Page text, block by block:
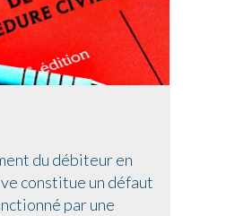
du débiteur en
constitue un défaut
par une